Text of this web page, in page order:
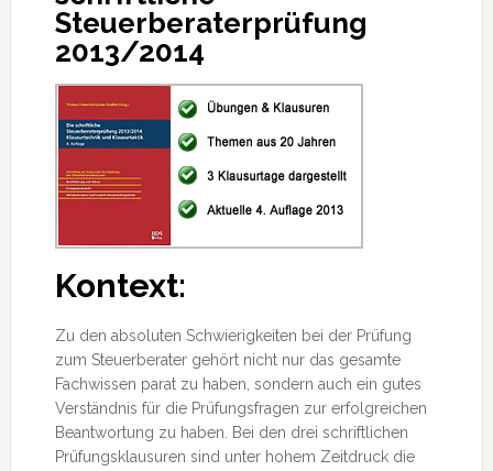
Steuerberaterprüfung
2013/2014
Kontext:
Zu den absoluten Schwierigkeiten bei der Prüfung
zum Steuerberater gehört nicht nur das gesamte
Fachwissen parat zu haben, sondern auch ein gutes
Verständnis für die Prüfungsfragen zur erfolgreichen
Beantwortung zu haben. Bei den drei schriftlichen
Prüfungsklausuren sind unter hohem Zeitdruck die